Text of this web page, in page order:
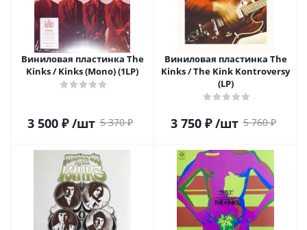
Виниловая пластинка The
Kinks / Kinks (Mono) (1LP)
3 500₽ /шт 5 370₽
Виниловая пластинка The
Kinks / The Kink Kontroversy
(LP)
3 750₽ /шт 5 760₽